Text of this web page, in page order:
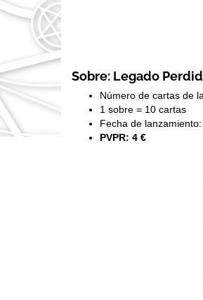
Sobre: Legado
Número de cartas de
1 sobre = 10 cartas
Fecha de
PVPR: 4 €